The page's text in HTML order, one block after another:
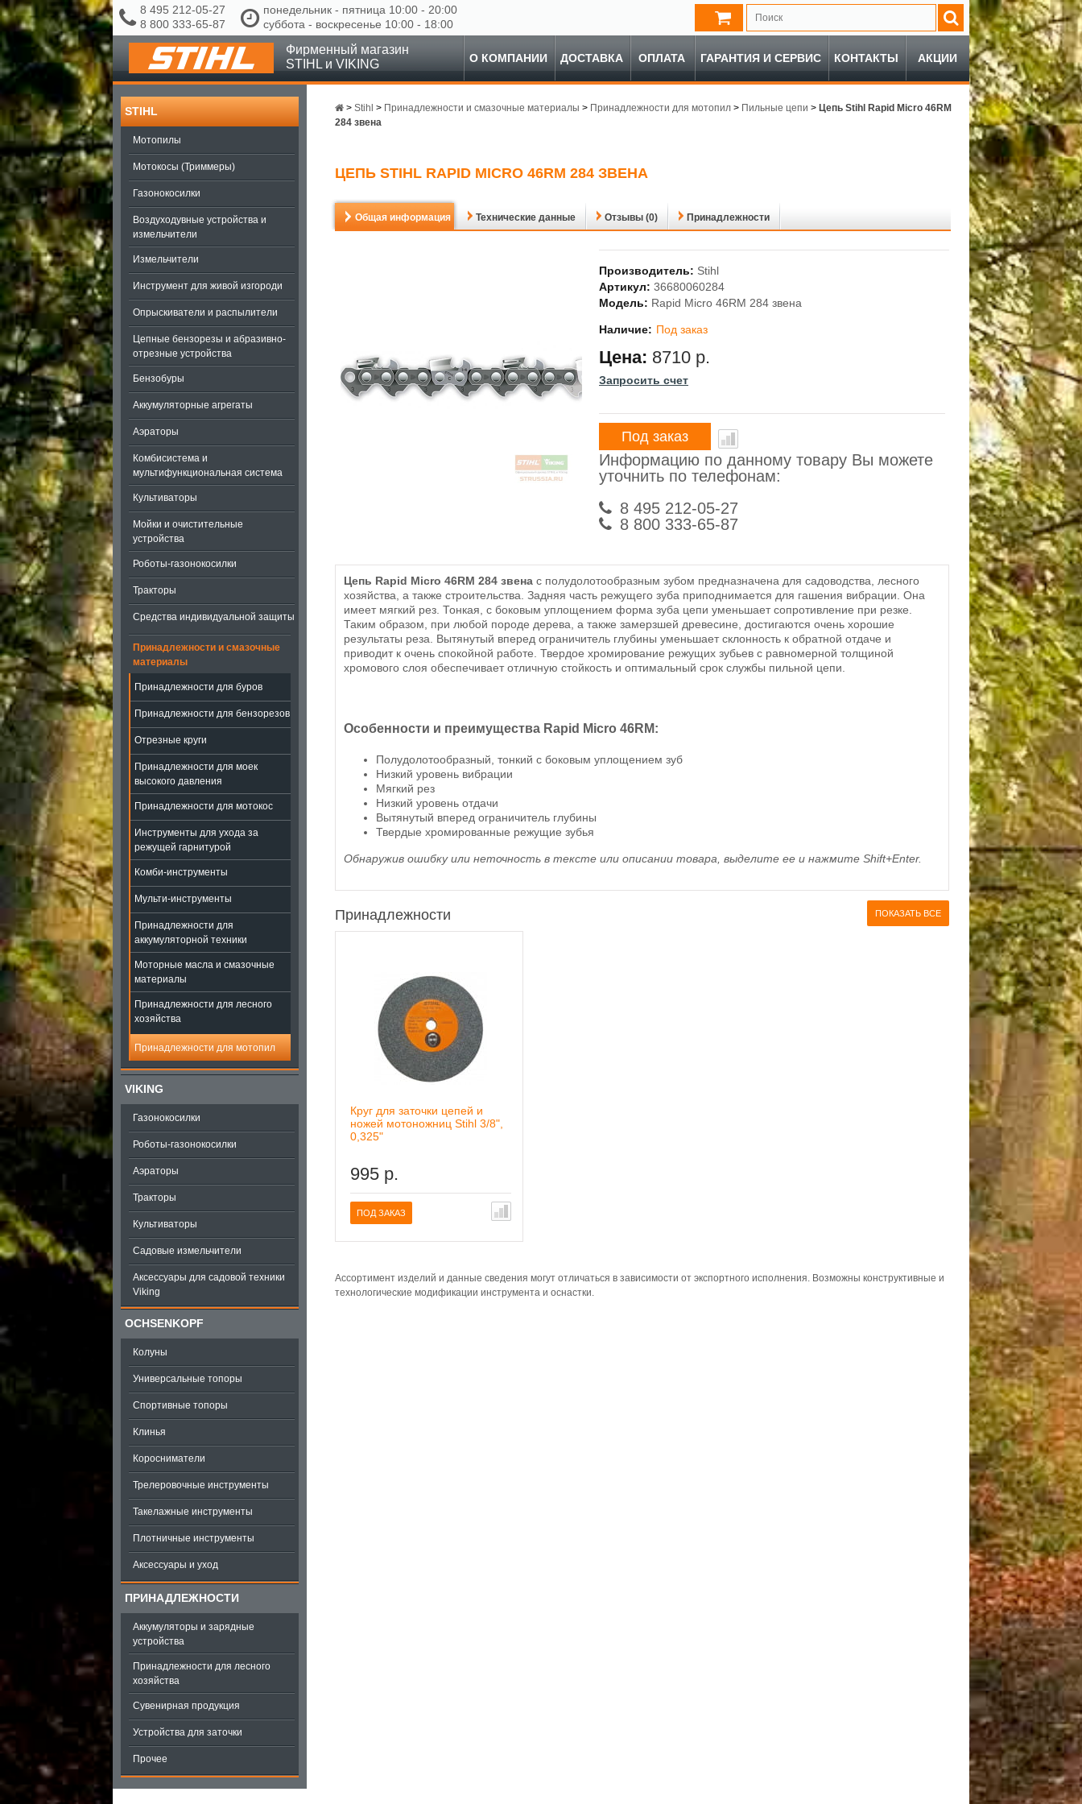
8 495 212-05-27
8 800 333-65-87
понедельник - пятница 10:00 - 20:00
суббота - воскресенье 10:00 - 18:00
Фирменный магазин
STIHL и VIKING
О КОМПАНИИ ДОСТАВКА ОПЛАТА ГАРАНТИЯ И СЕРВИС КОНТАКТЫ АКЦИИ
STIHL
Мотопилы
Мотокосы (Триммеры)
Газонокосилки
Воздуходувные устройства и
измельчители
Измельчители
Инструмент для живой изгороди
Опрыскиватели и распылители
Цепные бензорезы и абразивно-
отрезные устройства
Бензобуры
Аккумуляторные агрегаты
Аэраторы
Комбисистема и
мультифункциональная система
Культиваторы
Мойки и очистительные
устройства
Роботы-газонокосилки
Тракторы
Средства индивидуальной защиты
Принадлежности и смазочные
материалы
Принадлежности для буров
Принадлежности для бензорезов
Отрезные круги
Принадлежности для моек
высокого давления
Принадлежности для мотокос
Инструменты для ухода за
режущей гарнитурой
Комби-инструменты
Мульти-инструменты
Принадлежности для
аккумуляторной техники
Моторные масла и смазочные
материалы
Принадлежности для лесного
хозяйства
Принадлежности для мотопил
VIKING
Газонокосилки
Роботы-газонокосилки
Аэраторы
Тракторы
Культиваторы
Садовые измельчители
Аксессуары для садовой техники
Viking
OCHSENKOPF
Колуны
Универсальные топоры
Спортивные топоры
Клинья
Коросниматели
Трелеровочные инструменты
Такелажные инструменты
Плотничные инструменты
Аксессуары и уход
ПРИНАДЛЕЖНОСТИ
Аккумуляторы и зарядные
устройства
Принадлежности для лесного
хозяйства
Сувенирная продукция
Устройства для заточки
Прочее
> Stihl > Принадлежности и смазочные материалы > Принадлежности для мотопил > Пильные цепи > Цепь Stihl Rapid Micro 46RM
284 звена
ЦЕПЬ STIHL RAPID MICRO 46RM 284 ЗВЕНА
Общая информация Технические данные Отзывы (0) Принадлежности
Производитель: Stihl
Артикул: 36680060284
Модель: Rapid Micro 46RM 284 звена
Наличие: Под заказ
Цена: 8710 р.
Запросить счет
Под заказ
Информацию по данному товару Вы можете
уточнить по телефонам:
8 495 212-05-27
8 800 333-65-87
Цепь Rapid Micro 46RM 284 звена с полудолотообразным зубом предназначена для садоводства, лесного
хозяйства, а также строительства. Задняя часть режущего зуба приподнимается для гашения вибрации. Она
имеет мягкий рез. Тонкая, с боковым уплощением форма зуба цепи уменьшает сопротивление при резке.
Таким образом, при любой породе дерева, а также замерзшей древесине, достигаются очень хорошие
результаты реза. Вытянутый вперед ограничитель глубины уменьшает склонность к обратной отдаче и
приводит к очень спокойной работе. Твердое хромирование режущих зубьев с равномерной толщиной
хромового слоя обеспечивает отличную стойкость и оптимальный срок службы пильной цепи.
Особенности и преимущества Rapid Micro 46RM:
Полудолотообразный, тонкий с боковым уплощением зуб
Низкий уровень вибрации
Мягкий рез
Низкий уровень отдачи
Вытянутый вперед ограничитель глубины
Твердые хромированные режущие зубья
Обнаружив ошибку или неточность в тексте или описании товара, выделите ее и нажмите Shift+Enter.
Принадлежности ПОКАЗАТЬ ВСЕ
Круг для заточки цепей и
ножей мотоножниц Stihl 3/8",
0,325"
995 р.
ПОД ЗАКАЗ
Ассортимент изделий и данные сведения могут отличаться в зависимости от экспортного исполнения. Возможны конструктивные и
технологические модификации инструмента и оснастки.